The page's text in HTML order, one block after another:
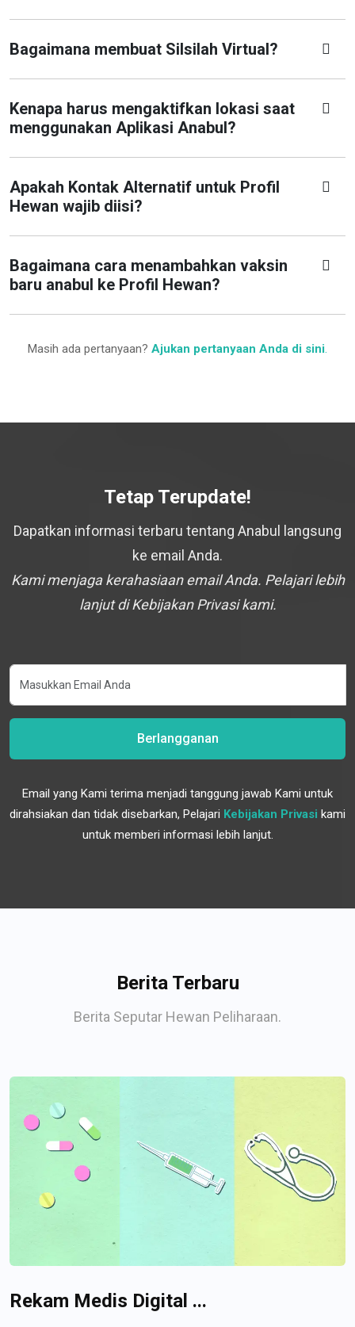
Bagaimana membuat Silsilah Virtual?
Kenapa harus mengaktifkan lokasi saat
menggunakan Aplikasi Anabul?
Apakah Kontak Alternatif untuk Profil
Hewan wajib diisi?
Bagaimana cara menambahkan vaksin
baru anabul ke Profil Hewan?
Masih ada pertanyaan? Ajukan pertanyaan Anda di sini.
Tetap Terupdate!
Dapatkan informasi terbaru tentang Anabul langsung
ke email Anda.
Kami menjaga kerahasiaan email Anda. Pelajari lebih
lanjut di Kebijakan Privasi kami.
Berlangganan
Email yang Kami terima menjadi tanggung jawab Kami untuk
dirahsiakan dan tidak disebarkan, Pelajari Kebijakan Privasi kami
untuk memberi informasi lebih lanjut.
Berita Terbaru
Berita Seputar Hewan Peliharaan.
Rekam Medis Digital ...